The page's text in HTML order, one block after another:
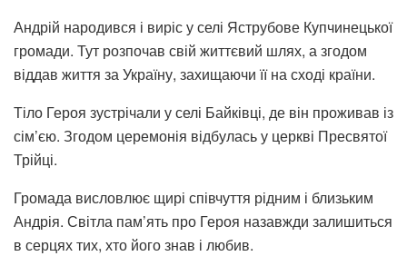
Андрій народився і виріс у селі Яструбове Купчинецької
громади. Тут розпочав свій життєвий шлях, а згодом
віддав життя за Україну, захищаючи її на сході країни.
Тіло Героя зустрічали у селі Байківці, де він проживав із
сім’єю. Згодом церемонія відбулась у церкві Пресвятої
Трійці.
Громада висловлює щирі співчуття рідним і близьким
Андрія. Світла пам’ять про Героя назавжди залишиться
в серцях тих, хто його знав і любив.